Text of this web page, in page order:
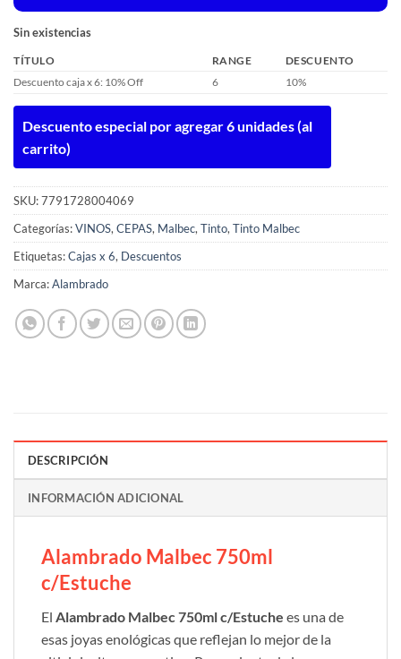
Sin existencias
TÍTULO RANGE
DESCUENTO
Descuento caja x 6: 10% Off
6 10%
Descuento especial por agregar 6 unidades (al
carrito)
SKU:7791728004069
Categorías:VINOS, CEPAS, Malbec, Tinto, Tinto Malbec
Etiquetas:Cajas x 6, Descuentos
Marca:Alambrado
DESCRIPCIÓN
INFORMACIÓN ADICIONAL
Alambrado Malbec 750ml
c/Estuche
El Alambrado Malbec 750ml c/Estuche es una de
esas joyas enológicas que reflejan lo mejor de la